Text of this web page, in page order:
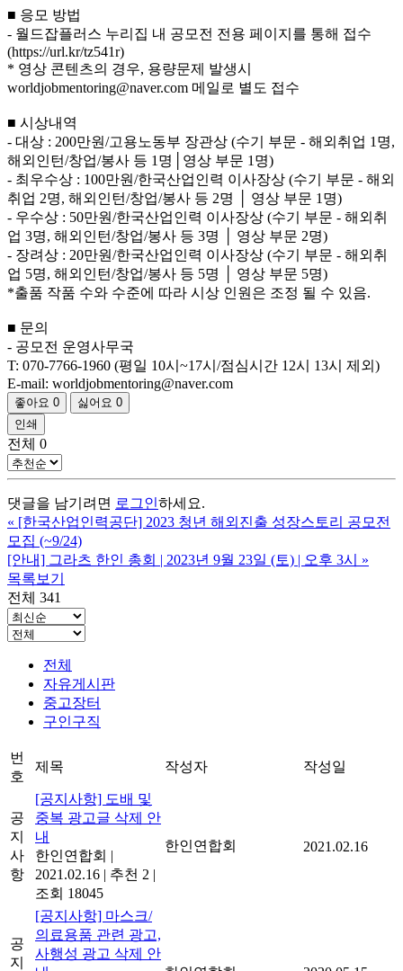
■ 응모 방법
- 월드잡플러스 누리집 내 공모전 전용 페이지를 통해 접수
(https://url.kr/tz541r)
* 영상 콘텐츠의 경우, 용량문제 발생시
worldjobmentoring@naver.com 메일로 별도 접수
■ 시상내역
- 대상 : 200만원/고용노동부 장관상 (수기 부문 - 해외취업 1명,
해외인턴/창업/봉사 등 1명│영상 부문 1명)
- 최우수상 : 100만원/한국산업인력 이사장상 (수기 부문 - 해외
취업 2명, 해외인턴/창업/봉사 등 2명 │ 영상 부문 1명)
- 우수상 : 50만원/한국산업인력 이사장상 (수기 부문 - 해외취
업 3명, 해외인턴/창업/봉사 등 3명 │ 영상 부문 2명)
- 장려상 : 20만원/한국산업인력 이사장상 (수기 부문 - 해외취
업 5명, 해외인턴/창업/봉사 등 5명 │ 영상 부문 5명)
*출품 작품 수와 수준에 따라 시상 인원은 조정 될 수 있음.
■ 문의
- 공모전 운영사무국
T: 070-7766-1960 (평일 10시~17시/점심시간 12시 13시 제외)
E-mail: worldjobmentoring@naver.com
좋아요 0 싫어요 0
인쇄
전체 0
댓글을 남기려면 로그인하세요.
« [한국산업인력공단] 2023 청년 해외진출 성장스토리 공모전
모집 (~9/24)
[안내] 그라츠 한인 총회 | 2023년 9월 23일 (토) | 오후 3시
»
목록보기
전체 341
전체
자유게시판
중고장터
구인구직
번
호
제목 작성자 작성일
공
지
사
항
[공지사항] 도배 및
중복 광고글 삭제 안
내
한인연합회 |
2021.02.16 | 추천 2 |
조회 18045
한인연합회 2021.02.16
공
지
[공지사항] 마스크/
의료용품 관련 광고,
사행성 광고 삭제 안